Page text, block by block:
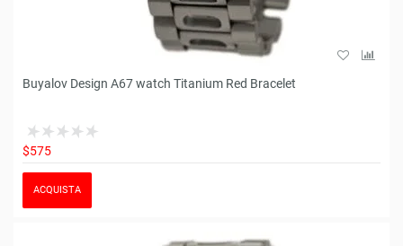
Buyalov Design A67 watch Titanium Red Bracelet
$575
ACQUISTA